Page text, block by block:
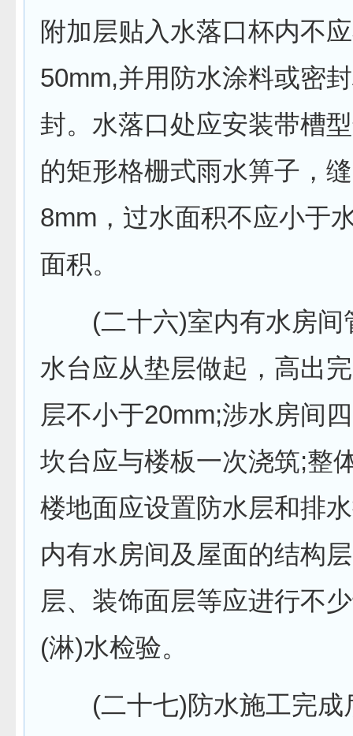
附加层贴入水落口杯内不
50mm,并用防水涂料或密
封。水落口处应安装带槽
的矩形格栅式雨水箅子，
8mm，过水面积不应小于
面积。
(二十六)室内有水房间
水台应从垫层做起，高出
层不小于20mm;涉水房间
坎台应与楼板一次浇筑;整
楼地面应设置防水层和排
内有水房间及屋面的结构
层、装饰面层等应进行不
(淋)水检验。
(二十七)防水施工完成